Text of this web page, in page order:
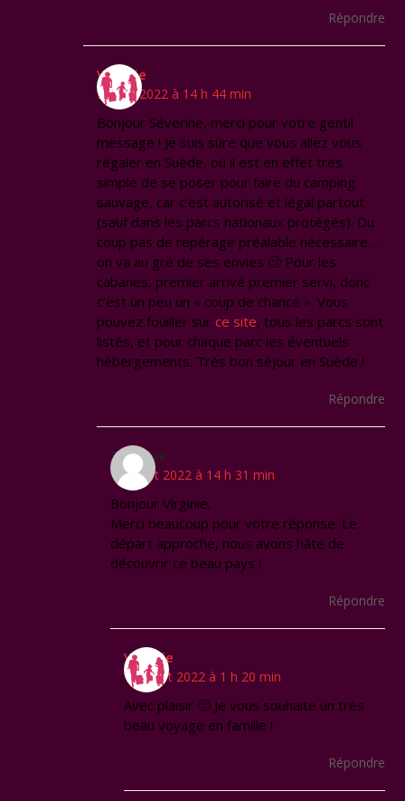
Répondre
Virginie
30 juin 2022 à 14 h 44 min
Bonjour Séverine, merci pour votre gentil
message ! Je suis sûre que vous allez vous
régaler en Suède, où il est en effet très
simple de se poser pour faire du camping
sauvage, car c’est autorisé et légal partout
(sauf dans les parcs nationaux protégés). Du
coup pas de repérage préalable nécessaire…
on va au gré de ses envies 🙂 Pour les
cabanes, premier arrivé premier servi, donc
c’est un peu un « coup de chance ». Vous
pouvez fouiller surce site, tous les parcs sont
listés, et pour chaque parc les éventuels
hébergements. Très bon séjour en Suède !
Répondre
Séverine
10 juillet 2022 à 14 h 31 min
Bonjour Virginie,
Merci beaucoup pour votre réponse. Le
départ approche, nous avons hâte de
découvrir ce beau pays !
Répondre
Virginie
13 juillet 2022 à 1 h 20 min
Avec plaisir 🙂 Je vous souhaite un très
beau voyage en famille !
Répondre